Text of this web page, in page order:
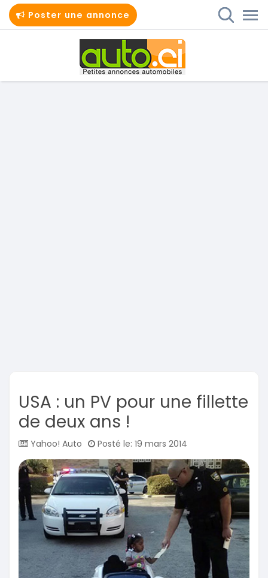
Poster une annonce
USA : un PV pour une fillette
de deux ans !
Yahoo! Auto Posté le: 19 mars 2014